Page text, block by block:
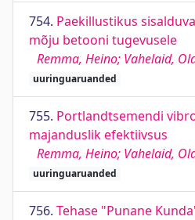
754. Paekillustikus
mõju betooni tugevusele
Remma, Heino; Vahelaid,
uuringuaruanded
755. Portlandtsemendi
majanduslik efektiivsus
Remma, Heino; Vahelaid,
uuringuaruanded
756. Tehase "Punane